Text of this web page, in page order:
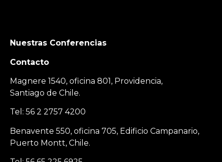
Nuestras Conferencias
Contacto
Magnere 1540, oficina 801, Providencia,
Santiago de Chile.
Tel: 56 2 2757 4200
Benavente 550, oficina 705, Edificio Campanario,
Puerto Montt, Chile.